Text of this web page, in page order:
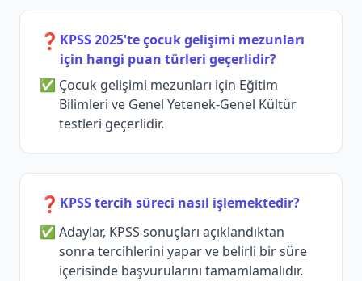
❓ KPSS 2025'te çocuk gelişimi mezunları
için hangi puan türleri geçerlidir?
Çocuk gelişimi mezunları için Eğitim
Bilimleri ve Genel Yetenek-Genel Kültür
testleri geçerlidir.
❓ KPSS tercih süreci nasıl işlemektedir?
Adaylar, KPSS sonuçları açıklandıktan
sonra tercihlerini yapar ve belirli bir süre
içerisinde başvurularını tamamlamalıdır.